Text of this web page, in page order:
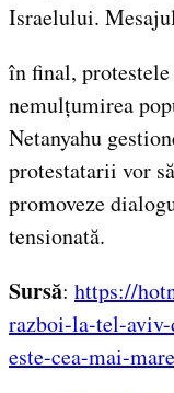
Israelului.
în final,
nemulțumirea
Netanyahu
protestatarii vor
promoveze
tensionată.
Sursă: https://
razboi-la-tel-
este-cea-mai-